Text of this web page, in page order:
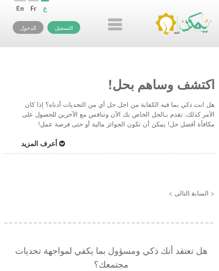
En Fr ع
التسجيل الدخول
اكتشف وساهم بحل!
هل انت ذكي بما فيه الكفاية من اجل حل أي من التحديات أدناه؟ إذا كان
الأمر كذلك، تقدم بـالحل الخاص بك الآن وتنافس مع الآخرين للحصول على
مكافأة أفضل حل! يمكن أن تكون الجوائز مالية أو حتى فرصة عمل!
أعرف المزيد
< السابق التالى >
هل تعتقد أنك ذكي ومسؤول بما يكفي لمواجهة تحديات
مجتمعك؟